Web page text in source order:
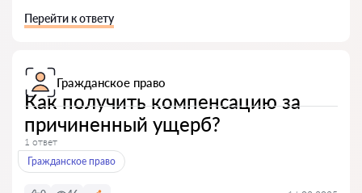
Перейти к ответу
Гражданское право
Как получить компенсацию за
причиненный ущерб?
1 ответ
Гражданское право